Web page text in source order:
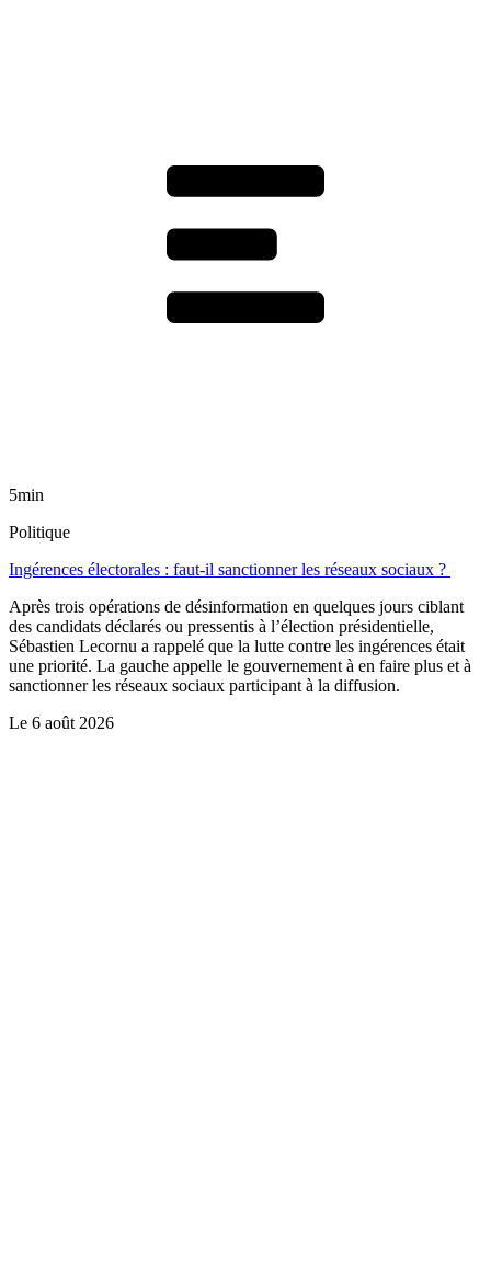
5min
Politique
Ingérences électorales : faut-il sanctionner les réseaux sociaux ?
Après trois opérations de désinformation en quelques jours ciblant
des candidats déclarés ou pressentis à l’élection présidentielle,
Sébastien Lecornu a rappelé que la lutte contre les ingérences était
une priorité. La gauche appelle le gouvernement à en faire plus et à
sanctionner les réseaux sociaux participant à la diffusion.
Le 6 août 2026